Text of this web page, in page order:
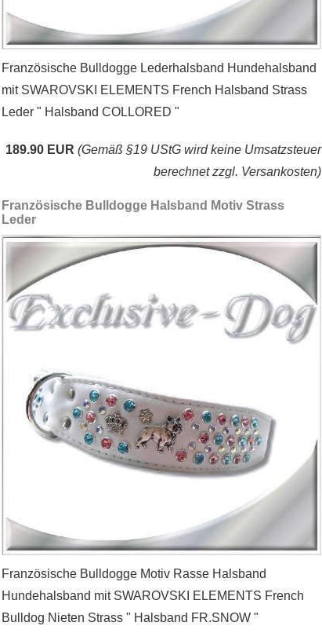
Französische Bulldogge Lederhalsband Hundehalsband
mit SWAROVSKI ELEMENTS French Halsband Strass
Leder " Halsband COLLORED "
189.90 EUR (Gemäß §19 UStG wird keine Umsatzsteuer
berechnet zzgl. Versankosten)
Französische Bulldogge Halsband Motiv Strass
Leder
Französische Bulldogge Motiv Rasse Halsband
Hundehalsband mit SWAROVSKI ELEMENTS French
Bulldog Nieten Strass " Halsband FR.SNOW "